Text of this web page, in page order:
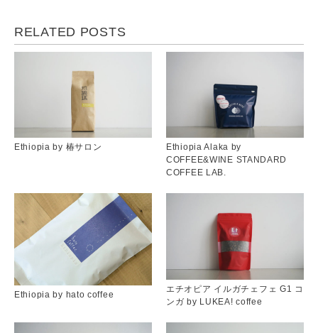
RELATED POSTS
Ethiopia by 椿サロン
Ethiopia Alaka by
COFFEE&WINE STANDARD
COFFEE LAB.
Ethiopia by hato coffee
エチオピア イルガチェフェ G1 コ
ンガ by LUKEA! coffee